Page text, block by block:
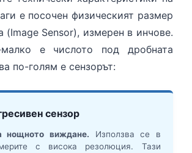
е посочен физическият размер
(Image Sensor), измерен в инчове.
е числото под дробната
по-голям е сензорът:
сензор
нощното виждане. Използва се в
с висока резолюция. Тази